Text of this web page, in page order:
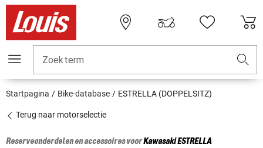
Zoekterm
Startpagina Bike-database ESTRELLA (DOPPELSITZ)
Terug naar motorselectie
Reserveonderdelen en accessoires voorKawasakiESTRELLA